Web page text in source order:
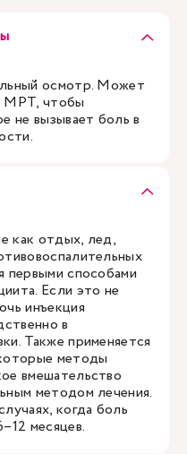
осмотр. Может
МРТ, чтобы
не вызывает боль в
как отдых, лед,
первыми способами
Если это не
инъекция
в
Также применяется
методы
вмешательство
методом лечения.
когда боль
месяцев.